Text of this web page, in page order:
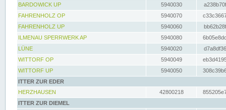
BARDOWICK UP
5940030
FAHRENHOLZ OP
5940070
FAHRENHOLZ UP
5940060
ILMENAU SPERRWERK AP
5940080
LÜNE
5940020
WITTORF OP
5940049
WITTORF UP
5940050
ITTER ZUR EDER
HERZHAUSEN
42800218
ITTER ZUR DIEMEL